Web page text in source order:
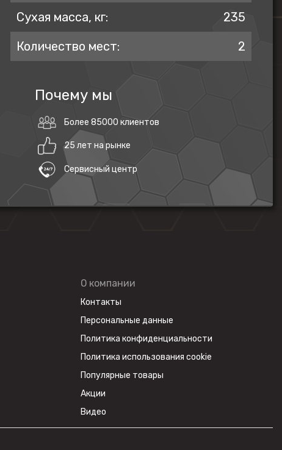
Сухая масса, кг:
235
Количество мест:
2
Почему мы
Более 85000 клиентов
25 лет на рынке
Сервисный центр
О компании
Контакты
Персональные данные
Политика конфиденциальности
Политика использования cookie
Популярные товары
Акции
Видео